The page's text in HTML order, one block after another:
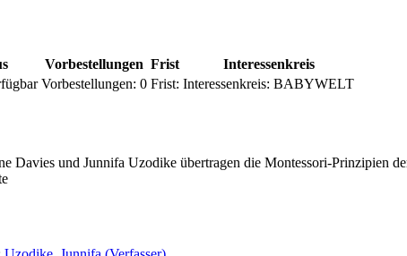
Vorbestellungen Frist
Interessenkreis
Vorbestellungen: 0 Frist: Interessenkreis: BABYWELT
Davies und Junnifa Uzodike übertragen die Montessori-Prinzipien